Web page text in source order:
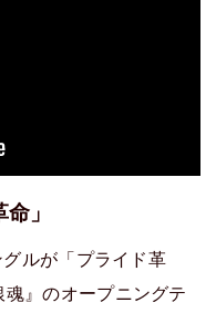
」
ルが「プライド革
』のオープニングテ